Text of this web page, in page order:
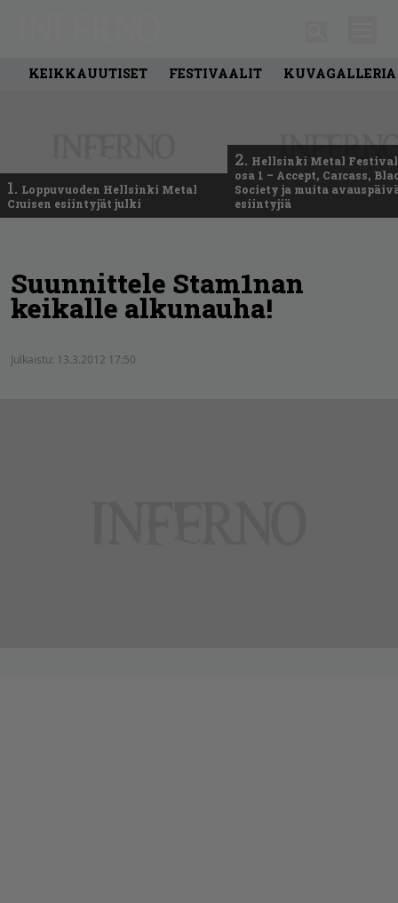
KEIKKAUUTISET FESTIVAALIT KUVAGALLERIA
1. Loppuvuoden Hellsinki Metal
Cruisen esiintyjät julki
2. Hellsinki Metal
osa 1 – Accept, Carcass,
Society ja muita
esiintyjiä
Suunnittele Stam1nan
keikalle alkunauha!
Julkaistu: 13.3.2012 17:50